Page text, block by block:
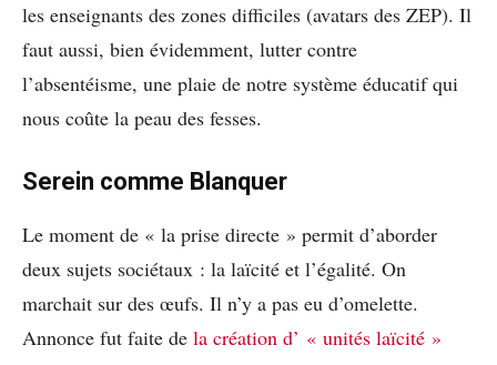
les enseignants des zones difficiles (avatars des ZEP). Il
faut aussi, bien évidemment, lutter contre
l’absentéisme, une plaie de notre système éducatif qui
nous coûte la peau des fesses.
Serein comme Blanquer
Le moment de « la prise directe » permit d’aborder
deux sujets sociétaux : la laïcité et l’égalité. On
marchait sur des œufs. Il n’y a pas eu d’omelette.
Annonce fut faite de la création d’ « unités laïcité »